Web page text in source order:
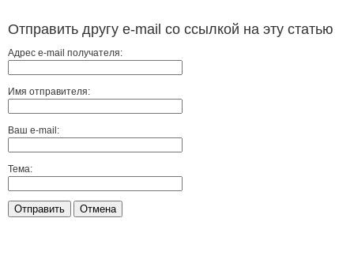
Отправить другу e-mail со ссылкой на эту статью
Адрес e-mail получателя:
Имя отправителя:
Ваш e-mail:
Тема:
Отправить Отмена